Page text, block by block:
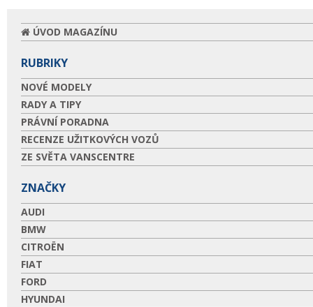
ÚVOD MAGAZÍNU
RUBRIKY
NOVÉ MODELY
RADY A TIPY
PRÁVNÍ PORADNA
RECENZE UŽITKOVÝCH VOZŮ
ZE SVĚTA VANSCENTRE
ZNAČKY
AUDI
BMW
CITROËN
FIAT
FORD
HYUNDAI